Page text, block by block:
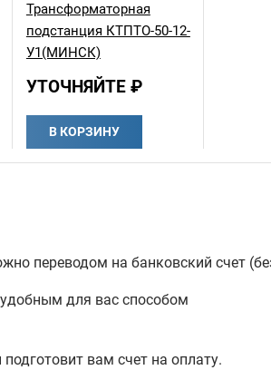
Трансформаторная
подстанция КТПТО-50-12-
У1(МИНСК)
УТОЧНЯЙТЕ ₽
В КОРЗИНУ
переводом на банковский счет
для вас способом
вам счет на оплату.